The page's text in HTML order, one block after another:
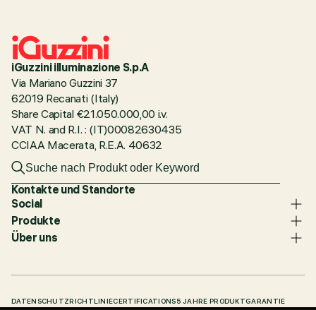
iGuzzini illuminazione S.p.A
Via Mariano Guzzini 37
62019 Recanati (Italy)
Share Capital €21.050.000,00 i.v.
VAT N. and R.I. : (IT)00082630435
CCIAA Macerata, R.E.A. 40632
Kontakte und Standorte
Social
Produkte
Über uns
DATENSCHUTZRICHTLINIECERTIFICATIONS 5 JAHRE PRODUKTGARANTIE